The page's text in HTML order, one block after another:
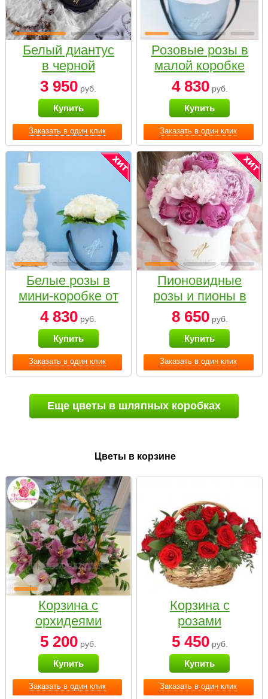
Заказать в один клик
Белый диантус
в черной
коробке Small
3 950 руб.
Купить
Заказать в один клик
Розовые розы в
малой коробке
4 830руб.
Купить
Заказать в один клик
Белые розы в
мини-коробке от
Bella Fiori
4 830 руб.
Купить
Заказать в один клик
Пионовидные
розы и пионы в
белой коробке
Small
8 650руб.
Купить
Еще цветы в шляпных коробках
Цветы в корзине
Заказать в один клик
Корзина с
орхидеями
малая
5 200 руб.
Купить
Заказать в один клик
Корзина с
розами
«Красный
Париж»
5 450руб.
Купить